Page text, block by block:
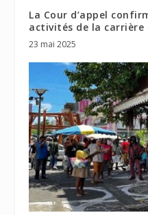
La Cour d’appel
activités de la carrière
23 mai 2025